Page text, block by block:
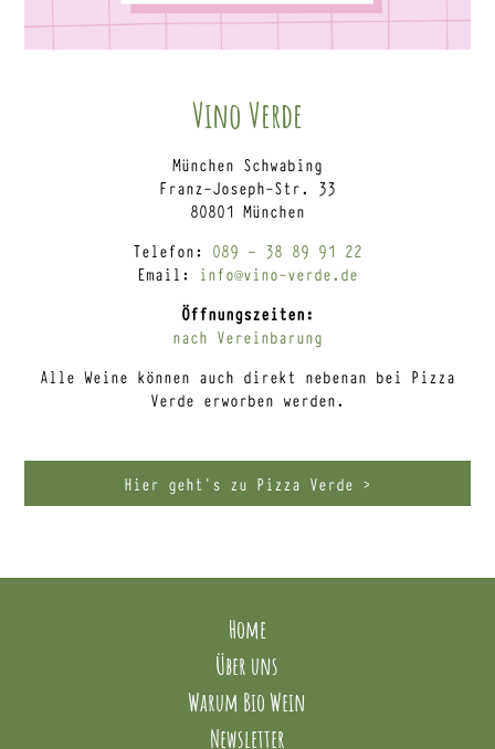
Vino Verde
München Schwabing
Franz-Joseph-Str. 33
80801 München
Telefon: 089 – 38 89 91 22
Email: info@vino-verde.de
Öffnungszeiten:
nach Vereinbarung
Alle Weine können auch direkt nebenan bei Pizza
Verde erworben werden.
Hier geht’s zu Pizza Verde >
Home
Über uns
Warum Bio Wein
Newsletter